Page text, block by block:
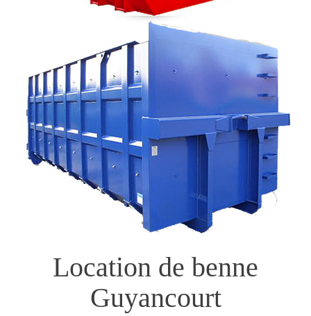
Location de benne
Guyancourt